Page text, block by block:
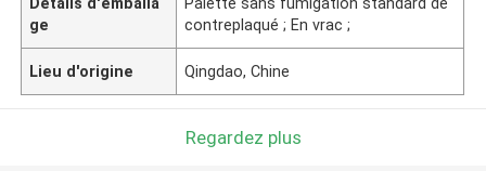
ge
contreplaqué ; En vrac ;
Lieu d'origine Qingdao, Chine
Regardez plus